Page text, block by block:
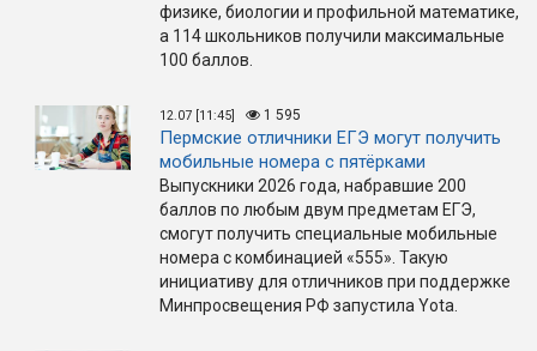
физике, биологии и профильной математике,
а 114 школьников получили максимальные
100 баллов.
12.07 [11:45] 1 595
Пермские отличники ЕГЭ могут получить
мобильные номера с пятёрками
Выпускники 2026 года, набравшие 200
баллов по любым двум предметам ЕГЭ,
смогут получить специальные мобильные
номера с комбинацией «555». Такую
инициативу для отличников при поддержке
Минпросвещения РФ запустила Yota.